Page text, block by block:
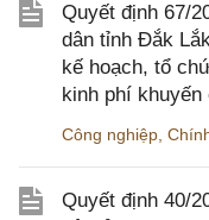
Quyết định 67/
dân tỉnh Đắk
kế hoạch, tổ
kinh phí
Công nghiệp
Quyết định 40/